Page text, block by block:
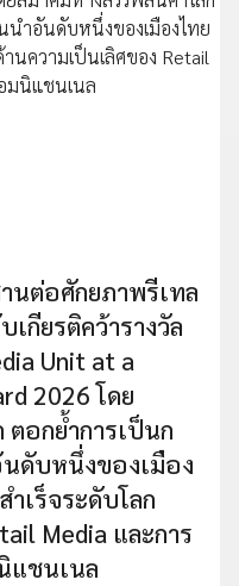
นต่อศักยภาพรีเทล
เกียรติคว้ารางวัล
Unit at a
2026 โดย
ตอกย้ำการเป็นก
ดับหนึ่งของเมือง
เร็จระดับโลก
Media และการ
แชนเนล